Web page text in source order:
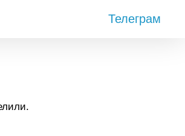
Телеграм